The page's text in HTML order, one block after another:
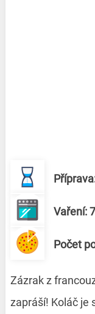
Vaření:
Počet
Zázrak z
zapráší! Koláč je